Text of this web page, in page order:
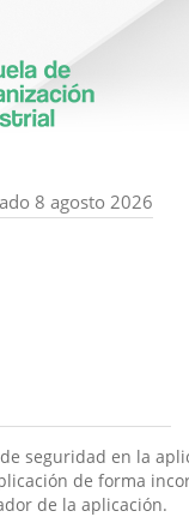
8 agosto 2026
seguridad en la
de forma
de la aplicación.